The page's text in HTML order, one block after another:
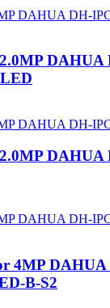
DAHUA
DAHUA
4MP
B-S2